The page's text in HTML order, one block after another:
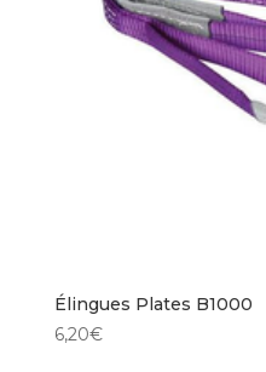
Élingues Plates B1000
6,20€